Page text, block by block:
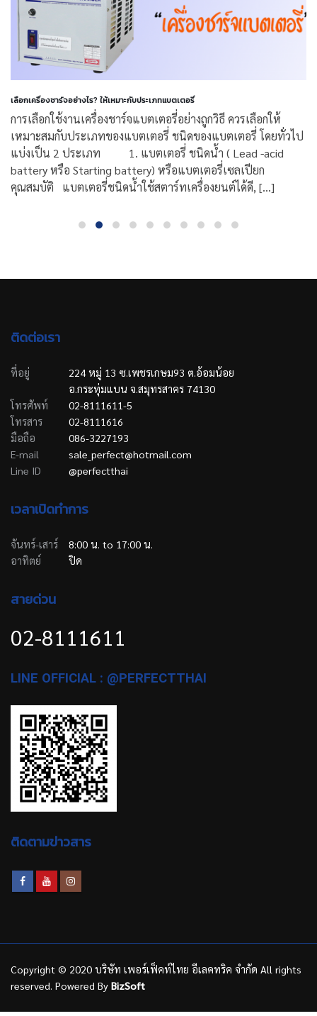
เลือกเครื่องชาร์จอย่างไร? ให้เหมาะกับประเภทแบตเตอรี่
การเลือกใช้งานเครื่องชาร์จแบตเตอรี่อย่างถูกวิธี ควรเลือกให้
เหมาะสมกับประเภทของแบตเตอรี่ ชนิดของแบตเตอรี่ โดยทั่วไป
แบ่งเป็น 2 ประเภท 1. แบตเตอรี่ ชนิดน้ำ ( Lead -acid
battery หรือ Starting battery) หรือแบตเตอรี่เซลเปียก
คุณสมบัติ แบตเตอรี่ชนิดน้ำใช้สตาร์ทเครื่องยนต์ได้ดี, [...]
ติดต่อเรา
ที่อยู่
224 หมู่ 13 ซ.เพชรเกษม93 ต.อ้อมน้อย
อ.กระทุ่มแบน จ.สมุทรสาคร 74130
โทรศัพท์
02-8111611-5
โทรสาร
02-8111616
มือถือ
086-3227193
E-mail
sale_perfect@hotmail.com
Line ID
@perfectthai
เวลาเปิดทำการ
จันทร์-เสาร์
8:00 น. to 17:00 น.
อาทิตย์
ปิด
สายด่วน
02-8111611
LINE OFFICIAL : @PERFECTTHAI
ติดตามข่าวสาร
Copyright © 2020 บริษัท เพอร์เฟ็คท์ไทย อีเลคทริค จำกัด All rights
reserved. Powered By BizSoft